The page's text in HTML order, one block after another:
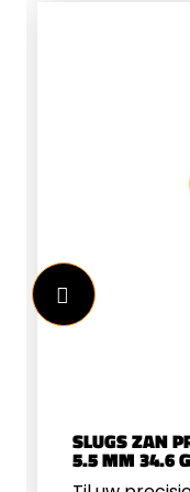
SLUGS ZAN
5.5 MM 34.6